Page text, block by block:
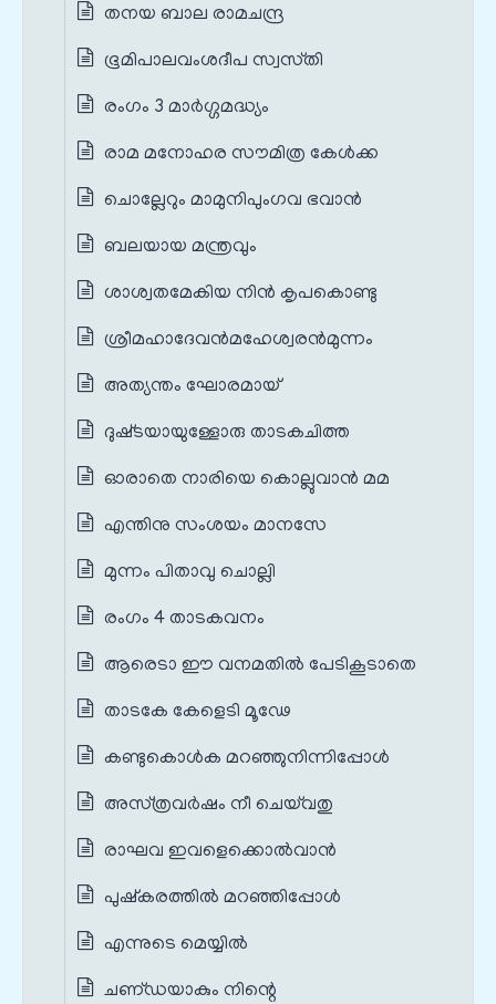
തനയ ബാല രാമചന്ദ്ര
ഭൂമിപാലവംശദീപ സ്വസ്‌തി
രംഗം 3 മാർഗ്ഗമദ്ധ്യം
രാമ മനോഹര സൗമിത്ര കേള്‍ക്ക
ചൊല്ലേറും മാമുനിപുംഗവ ഭവാന്‍
ബലയായ മന്ത്രവും
ശാശ്വതമേകിയ നിന്‍ കൃപകൊണ്ടു
ശ്രീമഹാദേവന്‍മഹേശ്വരന്‍മുന്നം
അത്യന്തം ഘോരമായ്‌
ദുഷ്‌ടയായുള്ളോരു താടകചിത്ത
ഓരാതെ നാരിയെ കൊല്ലുവാന്‍ മമ
എന്തിനു സംശയം മാനസേ
മുന്നം പിതാവു ചൊല്ലി
രംഗം 4 താടകവനം
ആരെടാ ഈ വനമതില്‍ പേടികൂടാതെ
താടകേ കേളെടി മൂഢേ
കണ്ടുകൊള്‍ക മറഞ്ഞുനിന്നിപ്പോള്‍
അസ്‌ത്രവര്‍ഷം നീ ചെയ്‌വതു
രാഘവ ഇവളെക്കൊല്‍വാന്‍
പുഷ്‌കരത്തില്‍ മറഞ്ഞിപ്പോള്‍
എന്നുടെ മെയ്യില്‍
ചണ്‌ഡയാകും നിന്റെ